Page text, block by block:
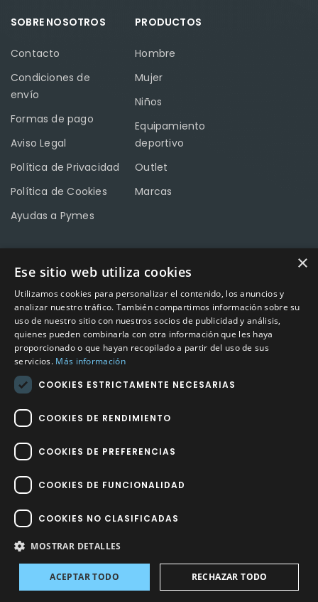
SOBRE NOSOTROS
Contacto
Condiciones de
envío
Formas de pago
Aviso Legal
Política de Privacidad
Política de Cookies
Ayudas a Pymes
PRODUCTOS
Hombre
Mujer
Niños
Equipamiento
deportivo
Outlet
Marcas
CONTACTO
Calle Méndez Núñez nº3 – Fuente Palmera 14120 Córdoba
Teléfono957 04 96 57
Emailinfo@factory-sport.es
HORARIO COMERCIAL
Lunes a viernes
10:00 a 14:00 / 18:00 a 21:00
Factory Sport 2023© – Todos los derechos reservados | Hecho por
Impulsoh Performance Marketing
INICIO TIENDA INICIAR SESIÓN
×
Ese sitio web utiliza cookies
Utilizamos cookies para personalizar el contenido, los anuncios y
analizar nuestro tráfico. También compartimos información sobre su
uso de nuestro sitio con nuestros socios de publicidad y análisis,
quienes pueden combinarla con otra información que les haya
proporcionado o que hayan recopilado a partir del uso de sus
servicios. Más información
COOKIES ESTRICTAMENTE NECESARIAS
COOKIES DE RENDIMIENTO
COOKIES DE PREFERENCIAS
COOKIES DE FUNCIONALIDAD
COOKIES NO CLASIFICADAS
MOSTRAR DETALLES
ACEPTAR TODO RECHAZAR TODO